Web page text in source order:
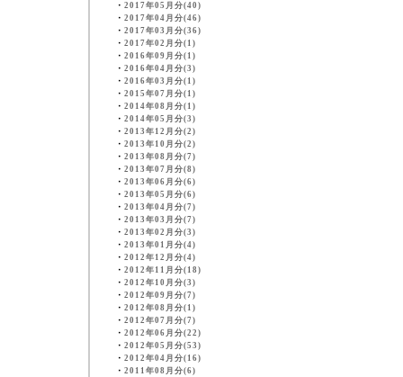
・ 2017年05月分(40)
・ 2017年04月分(46)
・ 2017年03月分(36)
・ 2017年02月分(1)
・ 2016年09月分(1)
・ 2016年04月分(3)
・ 2016年03月分(1)
・ 2015年07月分(1)
・ 2014年08月分(1)
・ 2014年05月分(3)
・ 2013年12月分(2)
・ 2013年10月分(2)
・ 2013年08月分(7)
・ 2013年07月分(8)
・ 2013年06月分(6)
・ 2013年05月分(6)
・ 2013年04月分(7)
・ 2013年03月分(7)
・ 2013年02月分(3)
・ 2013年01月分(4)
・ 2012年12月分(4)
・ 2012年11月分(18)
・ 2012年10月分(3)
・ 2012年09月分(7)
・ 2012年08月分(1)
・ 2012年07月分(7)
・ 2012年06月分(22)
・ 2012年05月分(53)
・ 2012年04月分(16)
・ 2011年08月分(6)